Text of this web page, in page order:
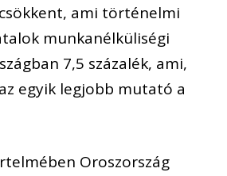
ami történelmi
munkanélküliségi
7,5 százalék, ami,
egyik legjobb mutató a
Oroszország